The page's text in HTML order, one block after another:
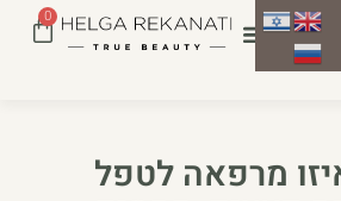
0
מרפאה לטפל